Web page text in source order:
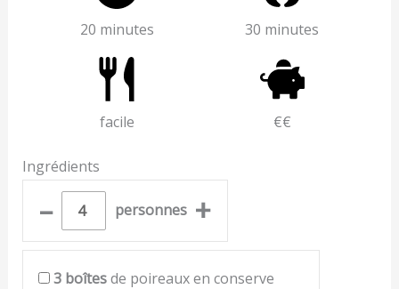
20 minutes 30 minutes
facile €€
Ingrédients
– personnes +
3 boîtesde poireaux en conserve